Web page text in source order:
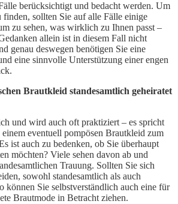
berücksichtigt und bedacht werden. Um
sollten Sie auf alle Fälle einige
zu sehen, was wirklich zu Ihnen passt –
allein ist in diesem Fall nicht
genau deswegen benötigen Sie eine
eine sinnvolle Unterstützung einer engen
Brautkleid standesamtlich geheiratet
und wird auch oft praktiziert – es spricht
eventuell pompösen Brautkleid zum
ist auch zu bedenken, ob Sie überhaupt
möchten? Viele sehen davon ab und
Trauung. Sollten Sie sich
sowohl standesamtlich als auch
können Sie selbstverständlich auch eine für
Brautmode in Betracht ziehen.